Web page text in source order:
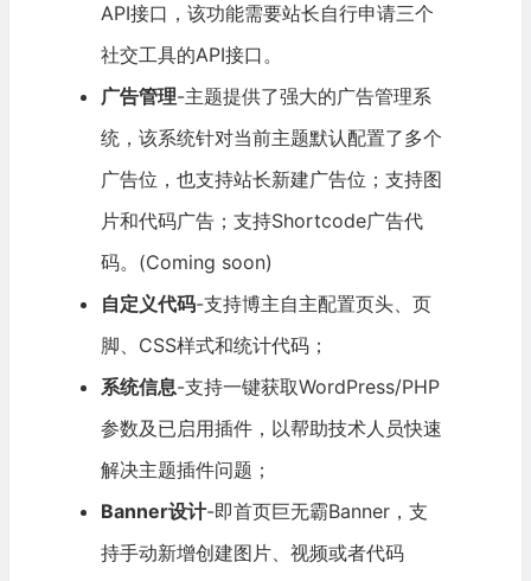
API接口，该功能需要站长自行申请三个
社交工具的API接口。
广告管理-主题提供了强大的广告管理系
统，该系统针对当前主题默认配置了多个
广告位，也支持站长新建广告位；支持图
片和代码广告；支持Shortcode广告代
码。(Coming soon)
自定义代码-支持博主自主配置页头、页
脚、CSS样式和统计代码；
系统信息-支持一键获取WordPress/PHP
参数及已启用插件，以帮助技术人员快速
解决主题插件问题；
Banner设计-即首页巨无霸Banner，支
持手动新增创建图片、视频或者代码